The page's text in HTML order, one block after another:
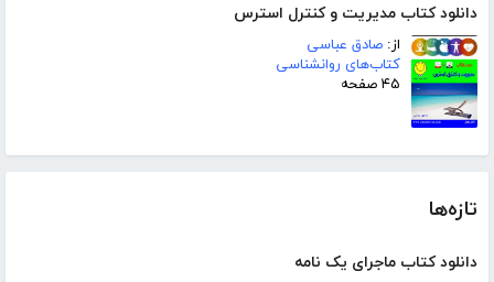
دانلود کتاب مدیریت و کنترل استرس
از: صادق عباسی
کتاب‌های روانشناسی
۴۵ صفحه
تازه‌ها
دانلود کتاب ماجرای یک نامه